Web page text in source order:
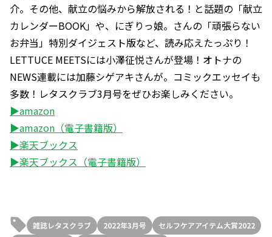
介。その他、献立の悩みから解放される！と話題の「献立
カレンダーBOOK」や、にぎりっ娘。さんの「頑張らない
お弁当」特別ダイジェスト版など、読み応えたっぷり！
LETTUCE MEETSには小澤征悦さんが登場！オトナの
NEWS連載には加藤シゲアキさんが。コミックエッセイも
多数！レタスクラブ3月号をぜひお楽しみください。
▶amazon
▶amazon（電子書籍版）
▶楽天ブックス
▶楽天ブックス（電子書籍版）
雑誌レタスクラブ 2022年3月号
セルフケアアイテム大賞2022